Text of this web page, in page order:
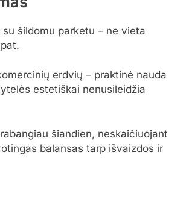
šildomu parketu – ne vieta
erdvių – praktinė nauda
estetiškai nenusileidžia
šiandien, neskaičiuojant
balansas tarp išvaizdos ir